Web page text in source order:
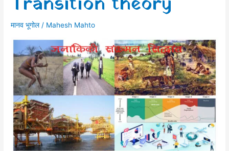
मानव भूगोल/ Mahesh Mahto